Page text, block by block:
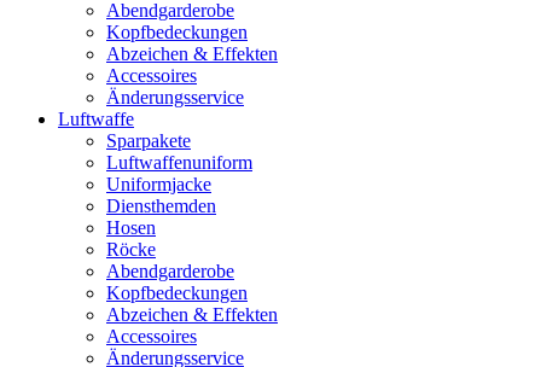
Abendgarderobe
Kopfbedeckungen
Abzeichen & Effekten
Accessoires
Änderungsservice
Luftwaffe
Sparpakete
Luftwaffenuniform
Uniformjacke
Diensthemden
Hosen
Röcke
Abendgarderobe
Kopfbedeckungen
Abzeichen & Effekten
Accessoires
Änderungsservice